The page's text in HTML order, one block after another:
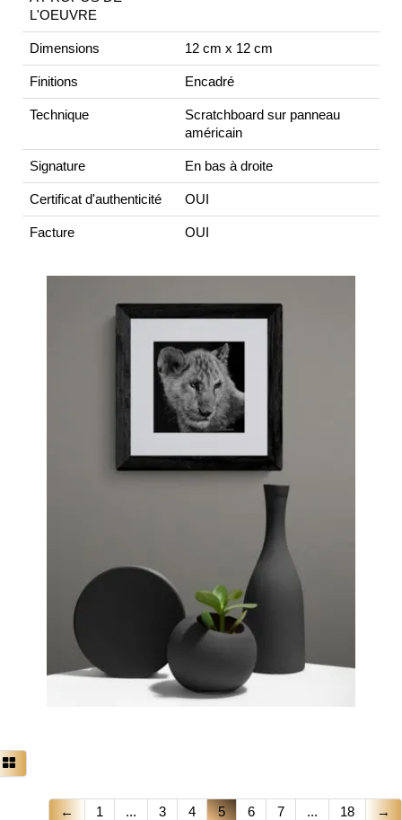
L'OEUVRE
Dimensions 12 cm x 12 cm
Finitions Encadré
Technique
Scratchboard sur panneau
américain
Signature En bas à droite
Certificat d'authenticité OUI
Facture OUI
← 1 ... 3 4 5 6 7 ... 18 →